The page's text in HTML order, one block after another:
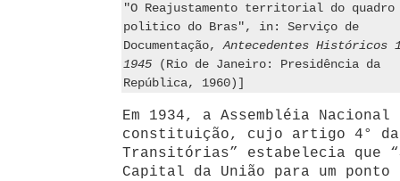
"O Reajustamento territorial do quadro
politico do Bras", in: Serviço de
Documentação,Antecedentes Históricos
1945 (Rio de Janeiro: Presidência da
República, 1960)]
Em 1934, a Assembléia Nacional
constituição, cujo artigo 4°
Transitórias” estabelecia que
Capital da União para um